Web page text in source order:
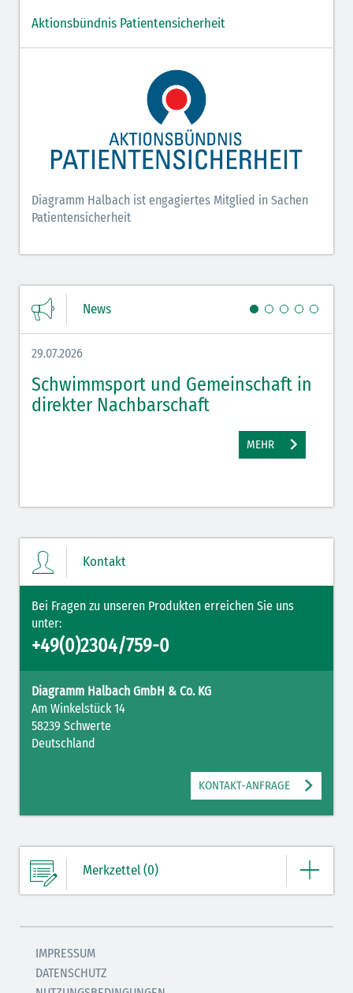
Aktionsbündnis Patientensicherheit
Diagramm Halbach ist engagiertes Mitglied in Sachen
Patientensicherheit
News
29.07.2026
Schwimmsport und Gemeinschaft in
direkter Nachbarschaft
MEHR
Kontakt
Bei Fragen zu unseren Produkten erreichen Sie uns
unter:
+49(0)2304/759-0
Diagramm Halbach GmbH & Co. KG
Am Winkelstück 14
58239 Schwerte
Deutschland
KONTAKT-ANFRAGE
Merkzettel (0)
IMPRESSUM
DATENSCHUTZ